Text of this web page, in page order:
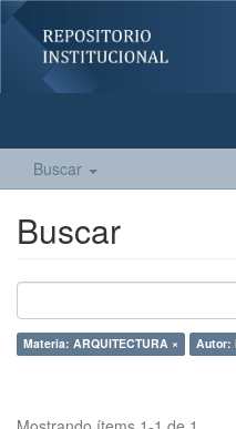
Buscar
Buscar
Materia: ARQUITECTURA × Autor: